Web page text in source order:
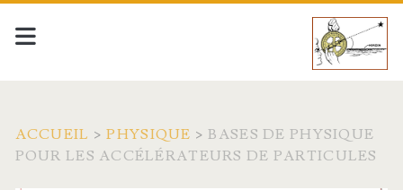
ACCUEIL >PHYSIQUE >BASES DE PHYSIQUE
POUR LES ACCÉLÉRATEURS DE PARTICULES